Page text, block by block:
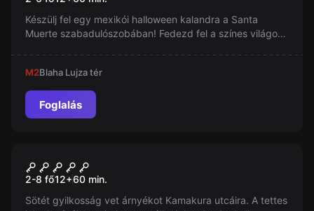
Készülj fel egy mexikói halloween kalandra a Santa
Muerte szabadulószobában! Fedezd fel a színes világot
valóságba, elég bátor vagy hozzá?
M2Blaha Lujza tér
Foglalás
A Sógun Árnyéka
2-8 fő12+60 min.
Sötét gyilkosság vet árnyékot Kamakura utcáira. A tettes